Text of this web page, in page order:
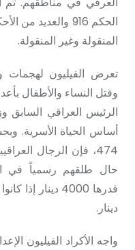
الحكم 916
المنقولة وغير المنقولة.
تعرض الفيليون لهجمات
وقتل النساء والأطفال
الرئيس العراقي السابق
أساس الحياة الأسرية.
474، فإن الرجال
حال طلقهم رسمياً في
دينار.
واجه الأكراد الفيليون